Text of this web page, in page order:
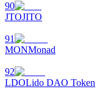
90
JTOJITO
91
MONMonad
92
LDOLido DAO Token